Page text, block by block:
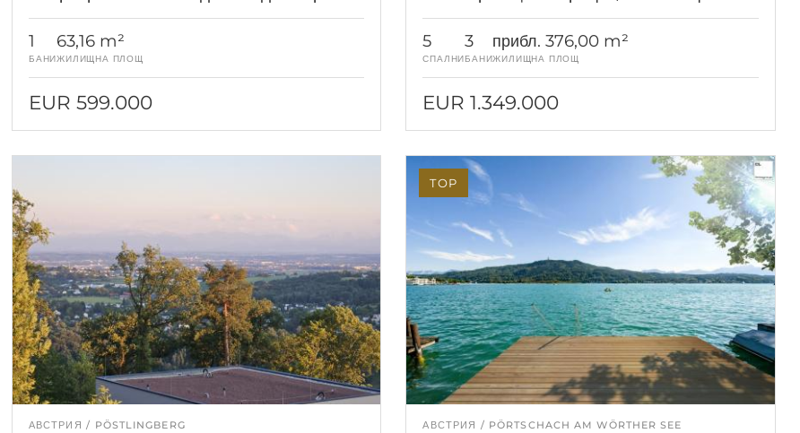
и панорамна гледка
1
БАНИ
63,16 m²
ЖИЛИЩНА ПЛОЩ
EUR 599.000
5
СПАЛНИ
3
БАНИ
прибл. 376,00 m²
ЖИЛИЩНА ПЛОЩ
EUR 1.349.000
АВСТРИЯ PÖSTLINGBERG АВСТРИЯ PÖRTSCHACH AM WÖRTHER SEE
TOP